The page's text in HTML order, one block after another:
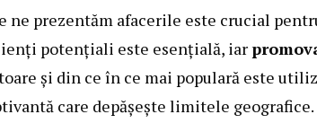
prezentăm afacerile este crucial
potențiali este esențială, iar
și din ce în ce mai populară este
care depășește limitele geografice.